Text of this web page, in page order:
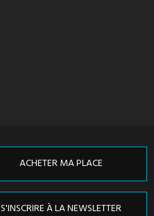
ACHETER MA PLACE
S'INSCRIRE À LA NEWSLETTER